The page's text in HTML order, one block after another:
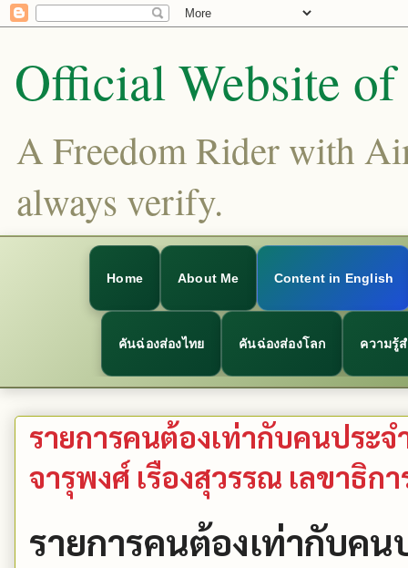
Official Website
A Freedom Rider with
always verify.
Home About Me Content in English
คันฉ่องส่องไทย คันฉ่องส่องโลก ความรู้
รายการคนต้องเท่ากับคนประ
จารุพงศ์ เรืองสุวรรณ เลขาธิก
รายการคนต้องเท่ากับค